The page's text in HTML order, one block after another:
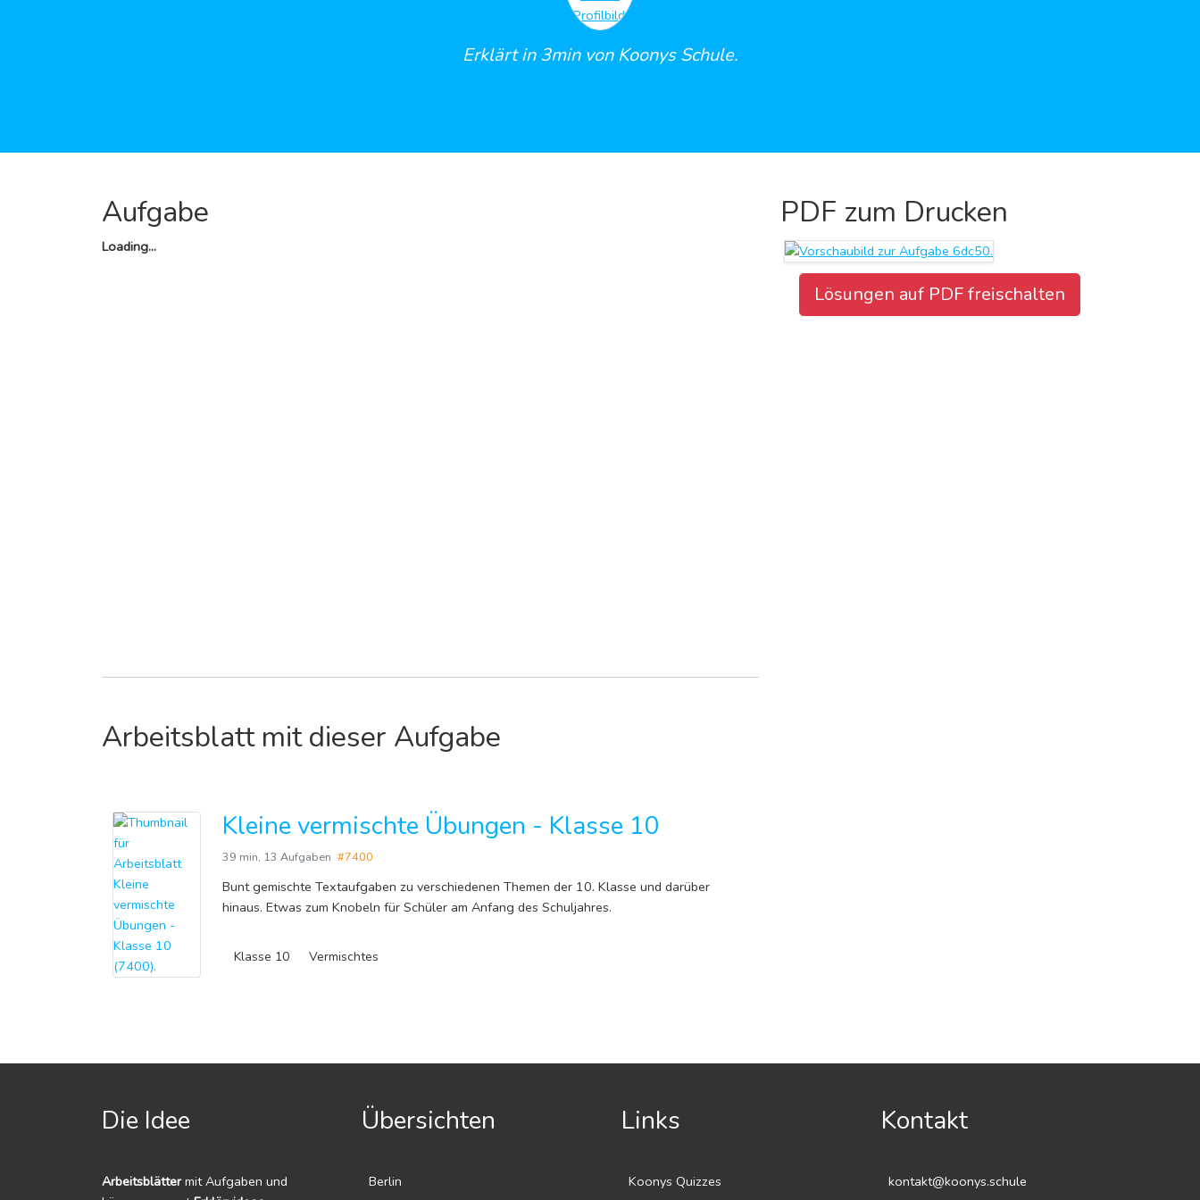
Erklärt in 3min von Koonys Schule.
Aufgabe PDF zum Drucken
Aufgabenblatt herunterladen
Lösungen auf PDF freischalten
Arbeitsblatt mit dieser Aufgabe
Kleine vermischte Übungen - Klasse 10
39 min, 13 Aufgaben #7400
Bunt gemischte Textaufgaben zu verschiedenen Themen der 10. Klasse und darüber
hinaus. Etwas zum Knobeln für Schüler am Anfang des Schuljahres.
Klasse 10 Vermischtes
Die Idee
Arbeitsblättermit Aufgaben und
Übersichten
Berlin
Links
Koonys Quizzes
Kontakt
kontakt@koonys.schule